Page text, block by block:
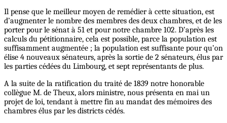
Il pense que le meilleur moyen de remédier à cette situation, est
d’augmenter le nombre des membres des deux chambres, et de les
porter pour le sénat à 51 et pour notre chambre 102. D’après les
calculs du pétitionnaire, cela est possible, parce la population est
suffisamment augmentée ; la population est suffisante pour qu’on
élise 4 nouveaux sénateurs, après la sortie de 2 sénateurs, élus par
les parties cédées du Limbourg, et sept représentants de plus.
A la suite de la ratification du traité de 1839 notre honorable
collègue M. de Theux, alors ministre, nous présenta en mai un
projet de loi, tendant à mettre fin au mandat des mémoires des
chambres élus par les districts cédés.